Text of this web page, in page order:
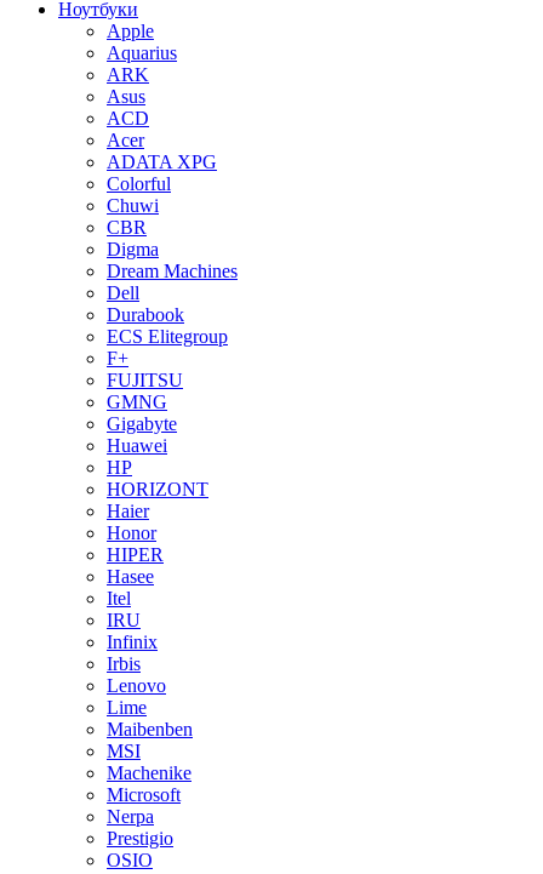
Ноутбуки
Apple
Aquarius
ARK
Asus
ACD
Acer
ADATA XPG
Colorful
Chuwi
CBR
Digma
Dream Machines
Dell
Durabook
ECS Elitegroup
F+
FUJITSU
GMNG
Gigabyte
Huawei
HP
HORIZONT
Haier
Honor
HIPER
Hasee
Itel
IRU
Infinix
Irbis
Lenovo
Lime
Maibenben
MSI
Machenike
Microsoft
Nerpa
Prestigio
OSIO